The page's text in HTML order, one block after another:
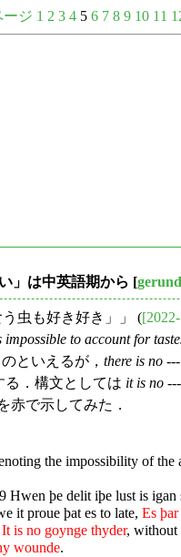
ージ 1 2 3 4 5 6 7 8 9 10 11
」は中英語期から [gerund
う虫も好き好き」」 (
impossible to account for
といえるが， there is no
る．構文としては it is no
赤で示してみた．
the impossibility of
Hwen þe delit iþe lust is igan
it proue þat es to late, Es
It is no goynge thyder, without
wounde.